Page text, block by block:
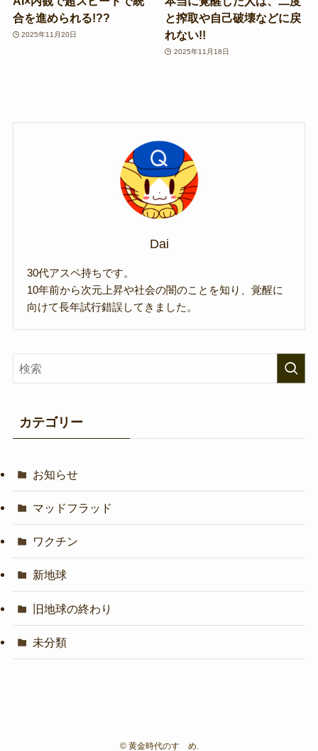
合を進められる!??
2025年11月20日
と搾取や自己破壊などに戻
れない!!
2025年11月18日
Dai
30代アスペ持ちです。
10年前から次元上昇や社会の闇のことを知り、覚醒に
向けて長年試行錯誤してきました。
カテゴリー
お知らせ
マッドフラッド
ワクチン
新地球
旧地球の終わり
未分類
©黄金時代のすゝめ.